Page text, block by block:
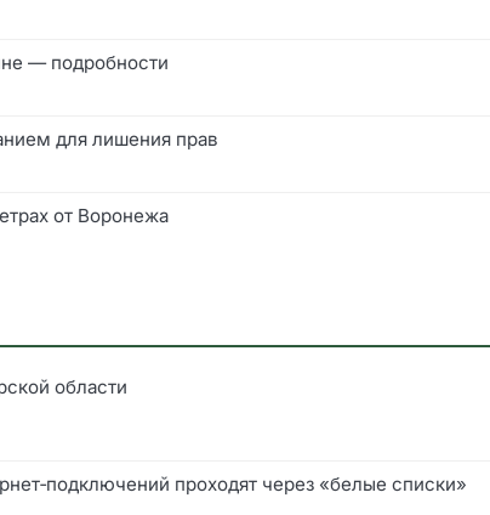
— подробности
для лишения прав
от Воронежа
области
проходят через «белые списки»